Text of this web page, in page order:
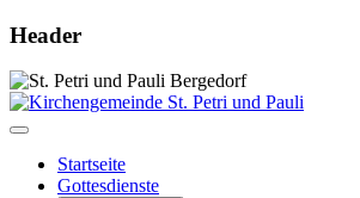
Header
Startseite
Gottesdienste